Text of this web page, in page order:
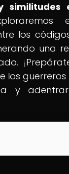
similitudes
los
una
los
y